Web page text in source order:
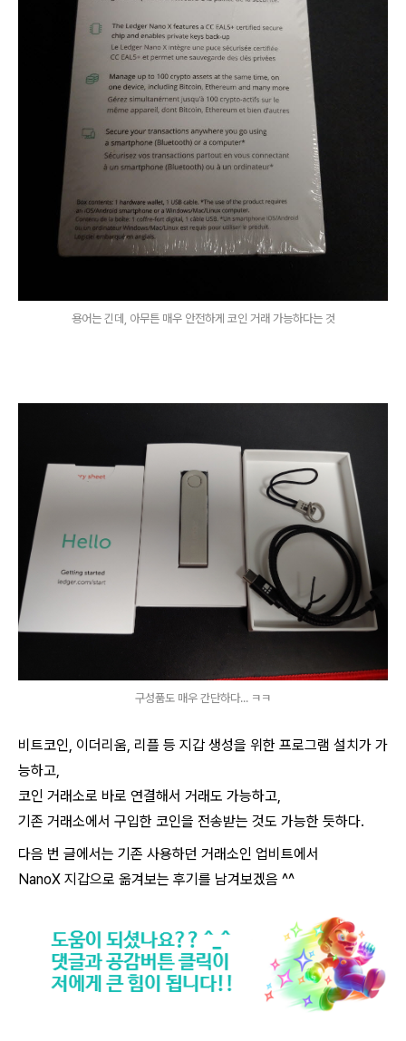
용어는 긴데, 아무튼 매우 안전하게 코인 거래 가능하다는 것
구성품도 매우 간단하다... ㅋㅋ
비트코인, 이더리움, 리플 등 지갑 생성을 위한 프로그램 설치가 가
능하고,
코인 거래소로 바로 연결해서 거래도 가능하고,
기존 거래소에서 구입한 코인을 전송받는 것도 가능한 듯하다.
다음 번 글에서는 기존 사용하던 거래소인 업비트에서
NanoX 지갑으로 옮겨보는 후기를 남겨보겠음 ^^